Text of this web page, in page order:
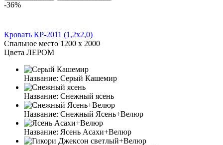
-36%
Кровать КР-2011 (1,2x2,0)
Спальное место 1200 x 2000
Цвета ЛЕРОМ
Название: Серый Кашемир
Название: Снежный ясень
Название: Снежный Ясень+Велюр
Название: Ясень Асахи+Велюр